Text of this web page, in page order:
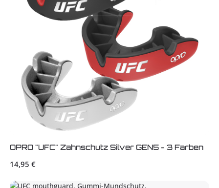
OPRO "UFC" Zahnschutz Silver GEN5 - 3 Farben
Regulärer Preis:
14,95 €